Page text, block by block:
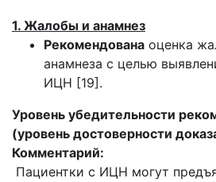
1. Жалобы и анамнез
Рекомендована оценка
анамнеза с целью
ИЦН [19].
Уровень убедительности
(уровень достоверности
Комментарий:
Пациентки с ИЦН могут